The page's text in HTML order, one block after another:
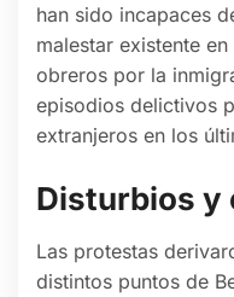
han sido incapaces
malestar existente
obreros por la
episodios delictivos
extranjeros en los
Disturbios y
Las protestas
distintos puntos de